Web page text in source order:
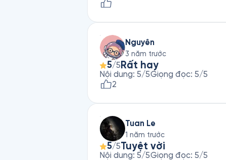
Nguyên
3 năm trước
5/5 Rất hay
Nội dung: 5/5Giọng đọc: 5/5
2
Tuan Le
1 năm trước
5/5Tuyệt vời
Nội dung: 5/5Giọng đọc: 5/5